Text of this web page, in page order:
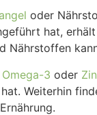
oder
hat,
Nährstoffen
Omega-3 oder
Weiterhin